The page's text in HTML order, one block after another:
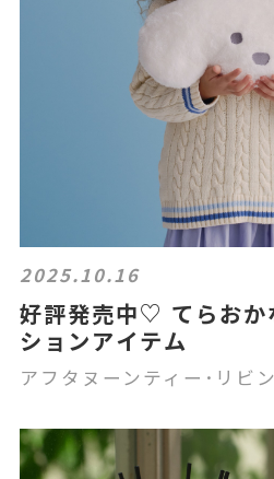
2025.10.16
好評発売中♡ てらおか
ションアイテム
アフタヌーンティー･リビ